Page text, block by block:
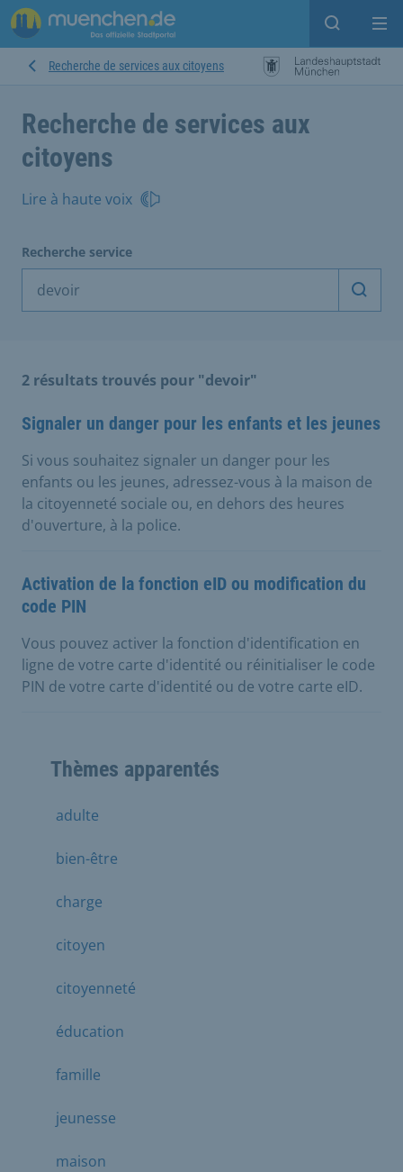
Open
Recherche de services aux citoyens
Recherche de services aux
citoyens
Lire à haute voix
Recherche service
2 résultats trouvés pour "devoir"
Signaler un danger pour les enfants et les jeunes
Si vous souhaitez signaler un danger pour les
enfants ou les jeunes, adressez-vous à la maison de
la citoyenneté sociale ou, en dehors des heures
d'ouverture, à la police.
Activation de la fonction eID ou modification du
code PIN
Vous pouvez activer la fonction d'identification en
ligne de votre carte d'identité ou réinitialiser le code
PIN de votre carte d'identité ou de votre carte eID.
Thèmes apparentés
adulte
bien-être
charge
citoyen
citoyenneté
éducation
famille
jeunesse
maison